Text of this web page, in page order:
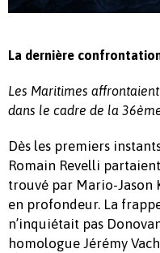
La dernière
Les Maritimes
dans le cadre de la
Dès les premiers
Romain Revelli
trouvé par Mario-Jason
en profondeur. La
n’inquiétait pas
homologue Jérémy